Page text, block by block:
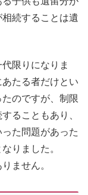
続することは遺
限りになりま
たる者だけとい
のですが、制限
ることもあり、
た問題があった
りました。
ません。